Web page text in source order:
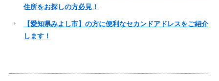
住所をお探しの方必見！
【愛知県みよし市】の方に便利なセカンドアドレスをご紹介
します！